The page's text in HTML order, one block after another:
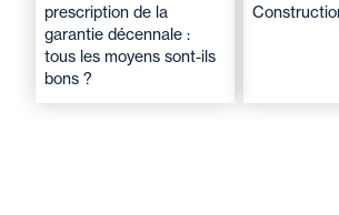
prescription de la
garantie décennale :
tous les moyens sont-ils
bons ?